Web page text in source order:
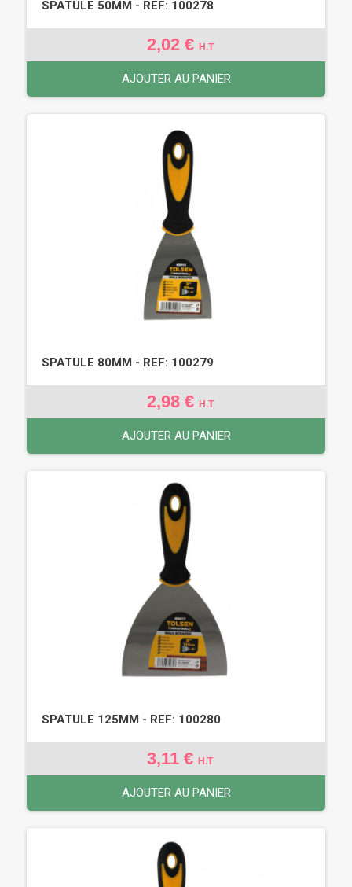
SPATULE 50MM - REF: 100278
2,02 € H.T
AJOUTER AU PANIER
SPATULE 80MM - REF: 100279
2,98 € H.T
AJOUTER AU PANIER
SPATULE 125MM - REF: 100280
3,11 € H.T
AJOUTER AU PANIER